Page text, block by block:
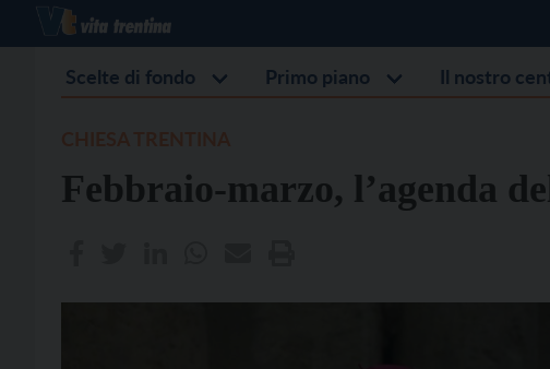
Scelte di fondo Primo piano Il nostro
Febbraio-marzo, l’agenda